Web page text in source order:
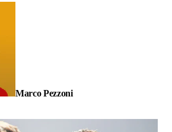
Marco Pezzoni